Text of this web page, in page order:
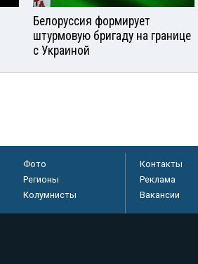
Белоруссия формирует
штурмовую бригаду на границе
с Украиной
Фото
Регионы
Колумнисты
Контакты
Реклама
Вакансии